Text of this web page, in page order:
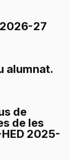
27
alumnat.
de
de les
2025-